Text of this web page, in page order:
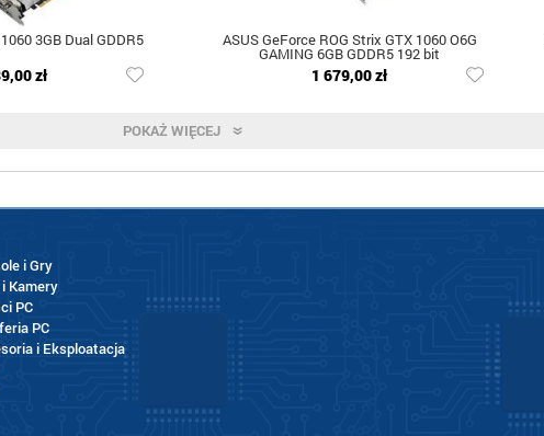
3GB Dual GDDR5
zł
ASUS GeForce ROG Strix GTX 1060 O6G
GAMING 6GB GDDR5 192 bit
1 679,00 zł
POKAŻ WIĘCEJ
i Gry
Kamery
PC
PC
i Eksploatacja